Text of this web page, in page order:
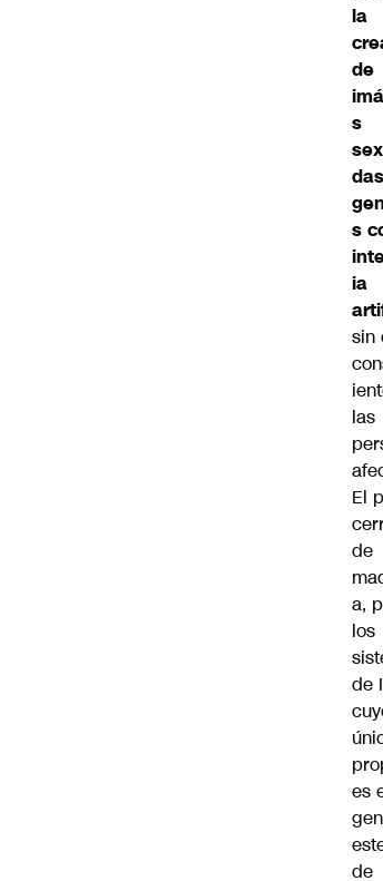
la
de
s
das
s
ia
sin
las
El
de
a,
los
de
es
de